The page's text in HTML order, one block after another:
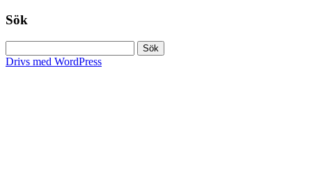
Sök
efter:
Drivs med WordPress